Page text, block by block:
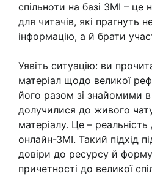
спільноти на базі ЗМІ – це
для читачів, які прагнуть
інформацію, а й брати
Уявіть ситуацію: ви
матеріал щодо великої
його разом зі знайомими
долучилися до живого
матеріалу. Це –
онлайн-ЗМІ. Такий підхід
довіри до ресурсу й
причетності до великої